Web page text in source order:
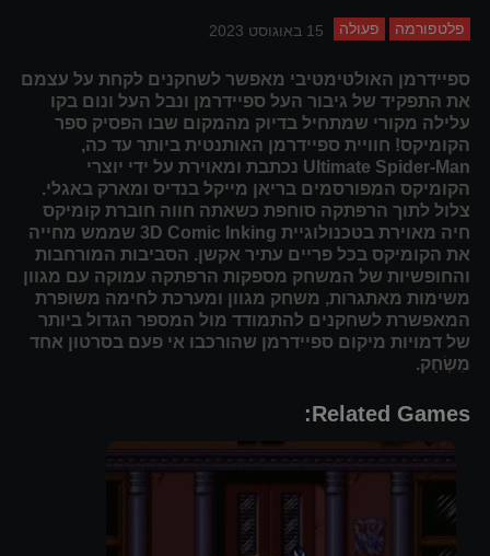
פלטפורמה פעולה 15 באוגוסט 2023
ספיידרמן האולטימטיבי מאפשר לשחקנים לקחת על עצמם
את התפקיד של גיבור העל ספיידרמן ונבל העל ונום בקו
עלילה מקורי שמתחיל בדיוק מהמקום שבו הפסיק ספר
הקומיקס! חוויית ספיידרמן האותנטית ביותר עד כה,
Ultimate Spider-Man נכתבת ומאוירת על ידי יוצרי
הקומיקס המפורסמים בריאן מייקל בנדיס ומארק באגלי.
צלול לתוך הרפתקה סוחפת כשאתה חווה חוברת קומיקס
חיה מאוירת בטכנולוגיית 3D Comic Inking שממש מחייה
את הקומיקס בכל פריים עתיר אקשן. הסביבות המורחבות
והחופשיות של המשחק מספקות הרפתקה עמוקה עם מגוון
משימות מאתגרות, משחק מגוון ומערכת לחימה משופרת
המאפשרת לשחקנים להתמודד מול המספר הגדול ביותר
של דמויות מיקום ספיידרמן שהורכבו אי פעם בסרטון אחד
מִשְׂחָק.
Related Games: